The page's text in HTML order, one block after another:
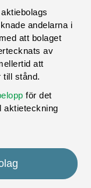
andelarna i
att bolaget
av
att
till stånd.
för det
aktieteckning